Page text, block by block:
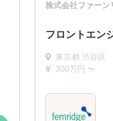
株式会社ファーン
フロントエン
東京都 渋谷区
300万円 〜